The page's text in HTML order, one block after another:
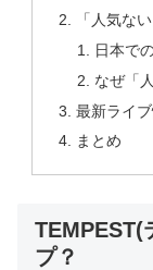
「人気な
日本で
なぜ「
最新ライ
まとめ
TEMPEST(
プ？